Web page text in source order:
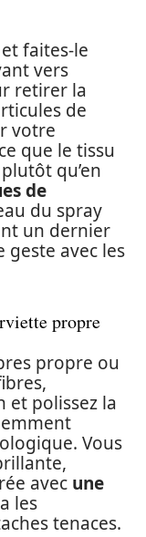
faites-le
vers
retirer la
de
votre
que le tissu
qu’en
de
du spray
un dernier
avec les
propre
propre ou
et polissez la
Vous
avec une
les
tenaces.